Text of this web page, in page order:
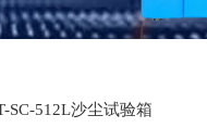
SC-512L沙尘试验箱